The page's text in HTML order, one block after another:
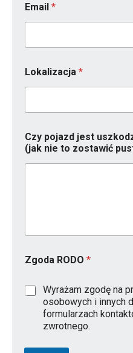
Email *
Lokalizacja *
g
o
d
z
e
(
Czy pojazd jest
(jak nie to zostawić
Zgoda RODO *
Wyrażam zgodę na
osobowych i innych
formularzach
zwrotnego.